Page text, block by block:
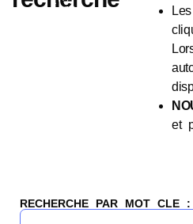
et
RECHERCHE PAR MOT CLE :